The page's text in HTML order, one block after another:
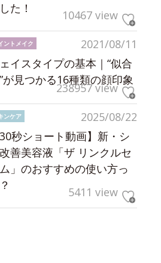
た！
10467 view
2021/08/11
ントメイク
イスタイプの基本｜“似合
が見つかる16種類の顔印象
238957 view
2025/08/22
ンケア
30秒ショート動画】新・シ
善美容液「ザ リンクルセ
」のおすすめの使い方っ
5411 view